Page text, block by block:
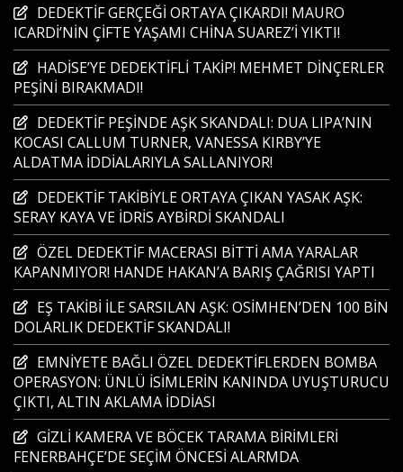
DEDEKTİF GERÇEĞİ ORTAYA ÇIKARDI! MAURO
ICARDİ’NİN ÇİFTE YAŞAMI CHİNA SUAREZ’İ YIKTI!
HADİSE’YE DEDEKTİFLİ TAKİP! MEHMET DİNÇERLER
PEŞİNİ BIRAKMADI!
DEDEKTİF PEŞİNDE AŞK SKANDALI: DUA LIPA’NIN
KOCASI CALLUM TURNER, VANESSA KIRBY’YE
ALDATMA İDDİALARIYLA SALLANIYOR!
DEDEKTİF TAKİBİYLE ORTAYA ÇIKAN YASAK AŞK:
SERAY KAYA VE İDRİS AYBİRDİ SKANDALI
ÖZEL DEDEKTİF MACERASI BİTTİ AMA YARALAR
KAPANMIYOR! HANDE HAKAN’A BARIŞ ÇAĞRISI YAPTI
EŞ TAKİBİ İLE SARSILAN AŞK: OSİMHEN’DEN 100 BİN
DOLARLIK DEDEKTİF SKANDALI!
EMNİYETE BAĞLI ÖZEL DEDEKTİFLERDEN BOMBA
OPERASYON: ÜNLÜ İSİMLERİN KANINDA UYUŞTURUCU
ÇIKTI, ALTIN AKLAMA İDDİASI
GİZLİ KAMERA VE BÖCEK TARAMA BİRİMLERİ
FENERBAHÇE’DE SEÇİM ÖNCESİ ALARMDA